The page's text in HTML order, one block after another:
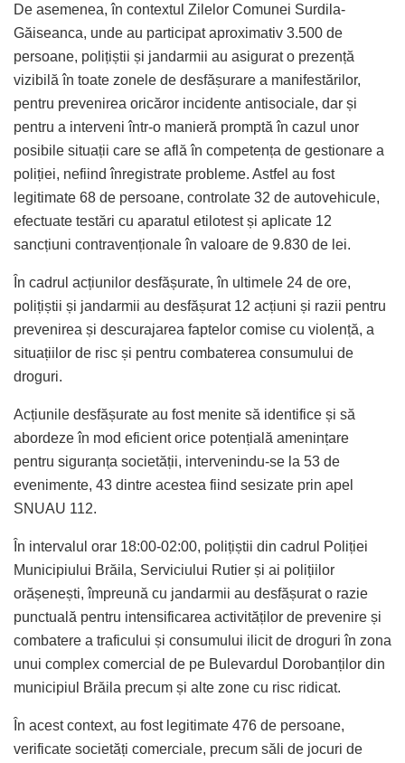
De asemenea, în contextul Zilelor Comunei Surdila-
Găiseanca, unde au participat aproximativ 3.500 de
persoane, polițiștii și jandarmii au asigurat o prezență
vizibilă în toate zonele de desfășurare a manifestărilor,
pentru prevenirea oricăror incidente antisociale, dar și
pentru a interveni într-o manieră promptă în cazul unor
posibile situații care se află în competența de gestionare a
poliției, nefiind înregistrate probleme. Astfel au fost
legitimate 68 de persoane, controlate 32 de autovehicule,
efectuate testări cu aparatul etilotest și aplicate 12
sancțiuni contravenționale în valoare de 9.830 de lei.
În cadrul acțiunilor desfășurate, în ultimele 24 de ore,
polițiștii și jandarmii au desfășurat 12 acțiuni și razii pentru
prevenirea și descurajarea faptelor comise cu violență, a
situațiilor de risc și pentru combaterea consumului de
droguri.
Acțiunile desfășurate au fost menite să identifice și să
abordeze în mod eficient orice potențială amenințare
pentru siguranța societății, intervenindu-se la 53 de
evenimente, 43 dintre acestea fiind sesizate prin apel
SNUAU 112.
În intervalul orar 18:00-02:00, polițiștii din cadrul Poliției
Municipiului Brăila, Serviciului Rutier și ai polițiilor
orășenești, împreună cu jandarmii au desfășurat o razie
punctuală pentru intensificarea activităților de prevenire și
combatere a traficului și consumului ilicit de droguri în zona
unui complex comercial de pe Bulevardul Dorobanților din
municipiul Brăila precum și alte zone cu risc ridicat.
În acest context, au fost legitimate 476 de persoane,
verificate societăți comerciale, precum săli de jocuri de